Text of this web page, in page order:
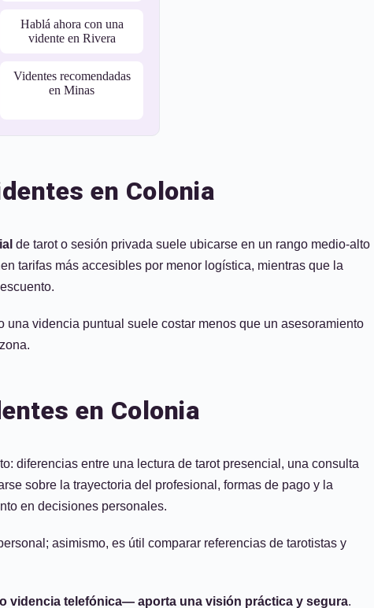
Hablá ahora con una
vidente en Rivera
Videntes recomendadas
en Minas
en Colonia
de tarot o sesión privada suele ubicarse en un rango medio-alto
tarifas más accesibles por menor logística, mientras que la
videncia puntual suele costar menos que un asesoramiento
en Colonia
diferencias entre una lectura de tarot presencial, una consulta
sobre la trayectoria del profesional, formas de pago y la
en decisiones personales.
asimismo, es útil comparar referencias de tarotistas y
videncia telefónica— aporta una visión práctica y segura.